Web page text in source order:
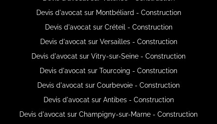
Devis d'avocat sur Montbéliard - Construction
Devis d'avocat sur Créteil - Construction
Devis d'avocat sur Versailles - Construction
Devis d'avocat sur Vitry-sur-Seine - Construction
Devis d'avocat sur Tourcoing - Construction
Devis d'avocat sur Courbevoie - Construction
Devis d'avocat sur Antibes - Construction
Devis d'avocat sur Champigny-sur-Marne - Construction